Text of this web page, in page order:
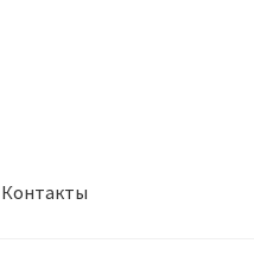
Контакты